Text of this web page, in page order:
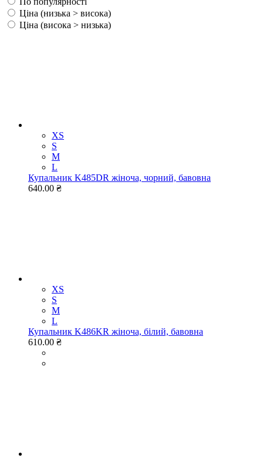
Ціна (низька > висока)
Ціна (висока > низька)
XS
S
M
L
Купальник K485DR жіноча, чорний, бавовна
640.00 ₴
XS
S
M
L
Купальник K486KR жіноча, білий, бавовна
610.00 ₴